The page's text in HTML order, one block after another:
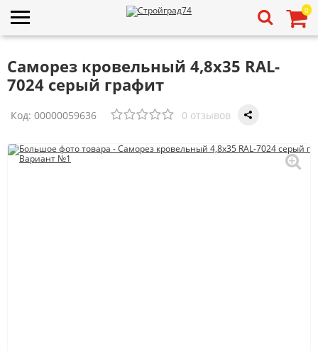
0
Саморез кровельный 4,8х35 RAL-
7024 серый графит
Код: 00000059636 0 отзывов